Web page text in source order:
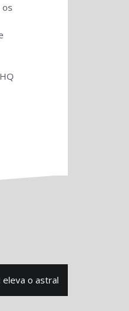
os
o astral